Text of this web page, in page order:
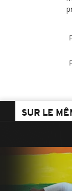
SUR LE